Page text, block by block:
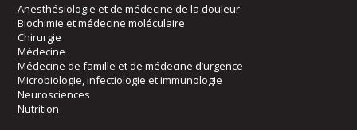
Anesthésiologie et de médecine de la douleur
Biochimie et médecine moléculaire
Chirurgie
Médecine
Médecine de famille et de médecine d’urgence
Microbiologie, infectiologie et immunologie
Neurosciences
Nutrition